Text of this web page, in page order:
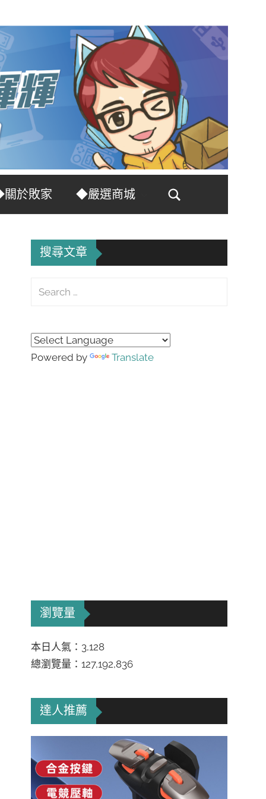
於敗家
◆嚴選商城
Search
搜尋文章
Search
Powered by Translate
瀏覽量
本日人氣：3,128
總瀏覽量：127,192,836
達人推薦